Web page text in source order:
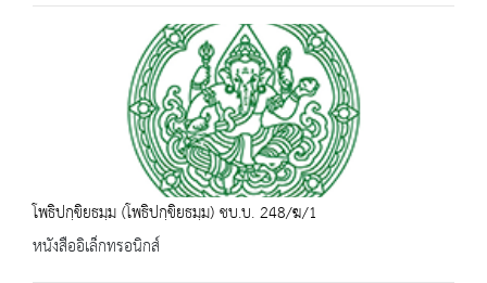
โพธิปกฺขิยธมฺม (โพธิปกฺขิยธมฺม) ชบ.บ. 248/ฆ/1
หนังสืออิเล็กทรอนิกส์